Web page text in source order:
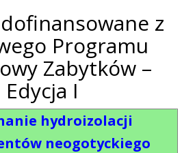
z
Programu
Zabytków –
Edycja I
hydroizolacji
neogotyckiego